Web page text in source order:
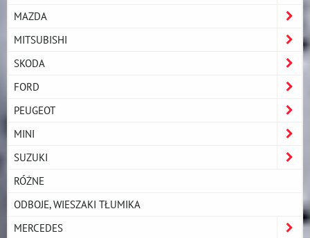
MAZDA
MITSUBISHI
SKODA
FORD
PEUGEOT
MINI
SUZUKI
RÓŻNE
ODBOJE, WIESZAKI TŁUMIKA
MERCEDES